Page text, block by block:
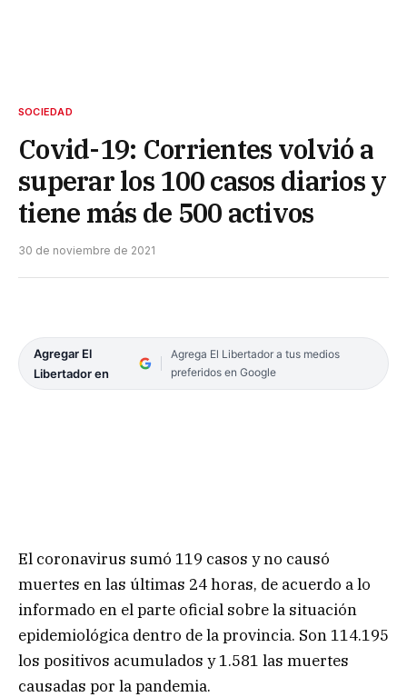
SOCIEDAD
Covid-19: Corrientes volvió a
superar los 100 casos diarios y
tiene más de 500 activos
30 de noviembre de 2021
Agregar El
Libertador en
Agrega El Libertador a tus medios
preferidos en Google
El coronavirus sumó 119 casos y no causó
muertes en las últimas 24 horas, de acuerdo a lo
informado en el parte oficial sobre la situación
epidemiológica dentro de la provincia. Son 114.195
los positivos acumulados y 1.581 las muertes
causadas por la pandemia.